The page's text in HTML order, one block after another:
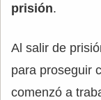
prisión.
Al salir de
para proseguir
comenzó a